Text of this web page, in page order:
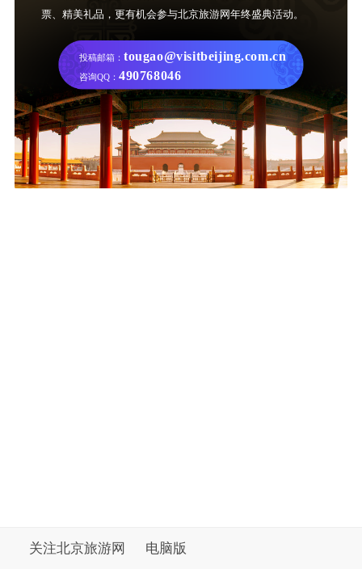
票、精美礼品，更有机会参与北京旅游网年终盛典活动。
投稿邮箱： tougao@visitbeijing.com.cn
咨询QQ： 490768046
关注北京旅游网 电脑版